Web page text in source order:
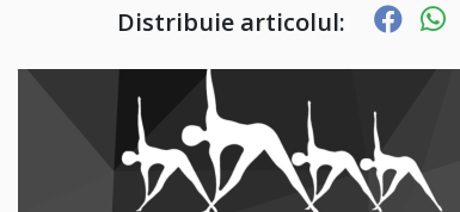
Distribuie articolul: